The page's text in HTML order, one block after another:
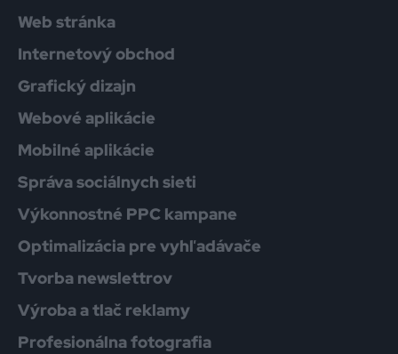
Web stránka
Internetový obchod
Grafický dizajn
Webové aplikácie
Mobilné aplikácie
Správa sociálnych sieti
Výkonnostné PPC kampane
Optimalizácia pre vyhľadávače
Tvorba newslettrov
Výroba a tlač reklamy
Profesionálna fotografia